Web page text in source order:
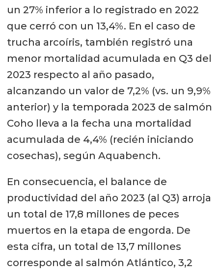
un 27% inferior a lo registrado en 2022
que cerró con un 13,4%. En el caso de
trucha arcoíris, también registró una
menor mortalidad acumulada en Q3 del
2023 respecto al año pasado,
alcanzando un valor de 7,2% (vs. un 9,9%
anterior) y la temporada 2023 de salmón
Coho lleva a la fecha una mortalidad
acumulada de 4,4% (recién iniciando
cosechas), según Aquabench.
En consecuencia, el balance de
productividad del año 2023 (al Q3) arroja
un total de 17,8 millones de peces
muertos en la etapa de engorda. De
esta cifra, un total de 13,7 millones
corresponde al salmón Atlántico, 3,2